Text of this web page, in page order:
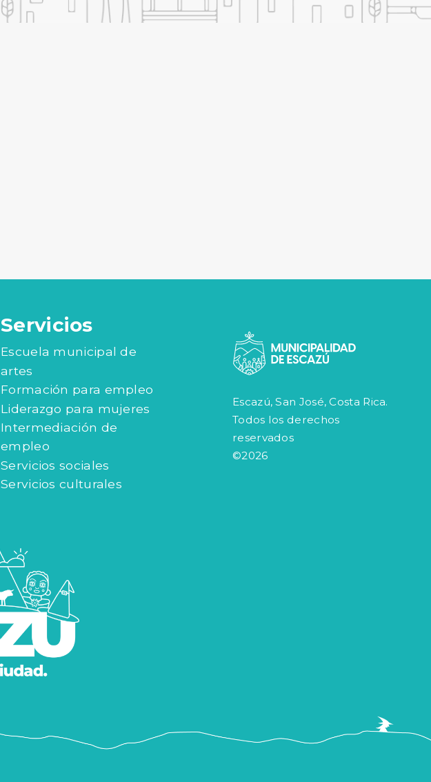
Servicios
Escuela municipal de
artes
Formación para empleo
Liderazgo para mujeres
Intermediación de
empleo
Servicios sociales
Servicios culturales
Escazú, San José, Costa Rica.
Todos los derechos
reservados
©2026